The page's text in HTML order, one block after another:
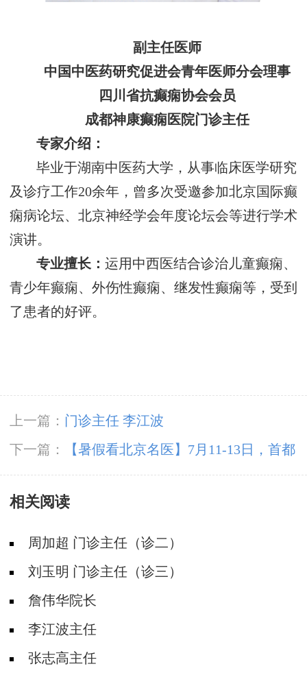
副主任医师
中国中医药研究促进会青年医师分会理事
四川省抗癫痫协会会员
成都神康癫痫医院门诊主任
专家介绍：
毕业于湖南中医药大学，从事临床医学研究
及诊疗工作20余年，曾多次受邀参加北京国际癫
痫病论坛、北京神经学会年度论坛会等进行学术
演讲。
专业擅长：运用中西医结合诊治儿童癫痫、
青少年癫痫、外伤性癫痫、继发性癫痫等，受到
了患者的好评。
上一篇： 门诊主任 李江波
下一篇：
【暑假看北京名医】7月11-13日，首都
医科大学附属北京朝阳医院周立春博士领衔暑期
会诊‌
相关阅读
周加超 门诊主任（诊二）
刘玉明 门诊主任（诊三）
詹伟华院长
李江波主任
张志高主任